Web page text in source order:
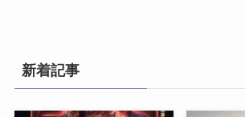
新着記事